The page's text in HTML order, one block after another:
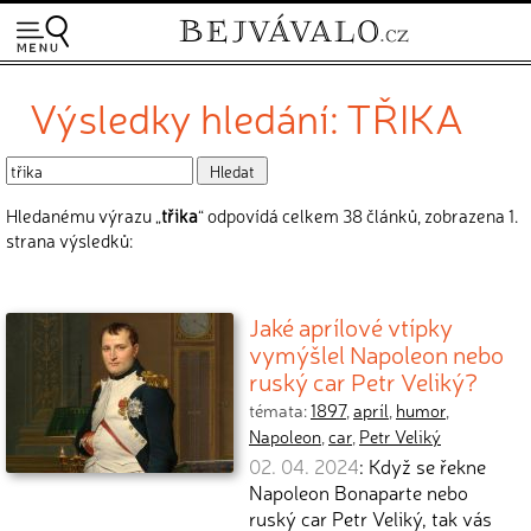
Výsledky hledání: TŘIKA
Hledanému výrazu „třika“ odpovídá celkem 38 článků, zobrazena 1.
strana výsledků:
Jaké aprílové vtípky
vymýšlel Napoleon nebo
ruský car Petr Veliký?
témata:1897,apríl, humor,
Napoleon,car, Petr Veliký
02. 04. 2024: Když se řekne
Napoleon Bonaparte nebo
ruský car Petr Veliký, tak vás